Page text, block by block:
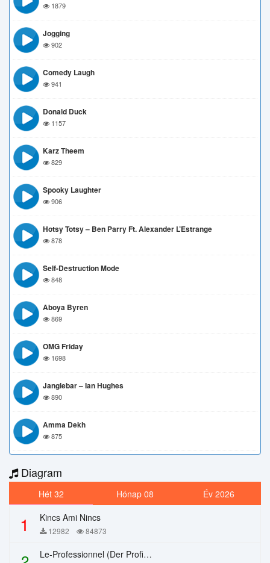
1879
Jogging
902
Comedy Laugh
941
Donald Duck
1157
Karz Theem
829
Spooky Laughter
906
Hotsy Totsy – Ben Parry Ft. Alexander L’Estrange
878
Self-Destruction Mode
848
Aboya Byren
869
OMG Friday
1698
Janglebar – Ian Hughes
890
Amma Dekh
875
Diagram
Hét 32 Hónap 08 Év 2026
1 Kincs Ami Nincs
12982 84873
Le-Professionnel (Der Profi) – Chi Mai